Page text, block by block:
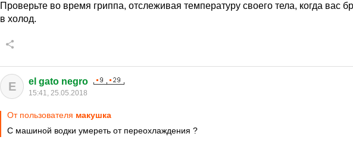
Проверьте во время гриппа, отслеживая температуру своего тела, когда вас
в холод.
E el gato negro
15:41, 25.05.2018
От пользователя макушка
С машиной водки умереть от переохлаждения ?